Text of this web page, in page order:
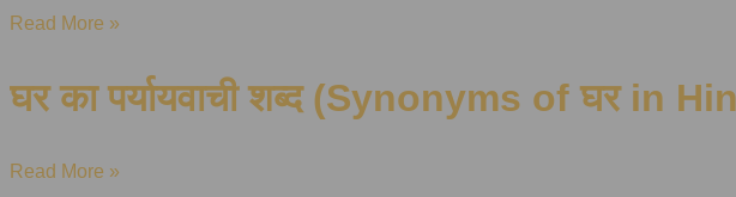
Read More »
घर का पर्यायवाची शब्द (Synonyms of घर in
Read More »